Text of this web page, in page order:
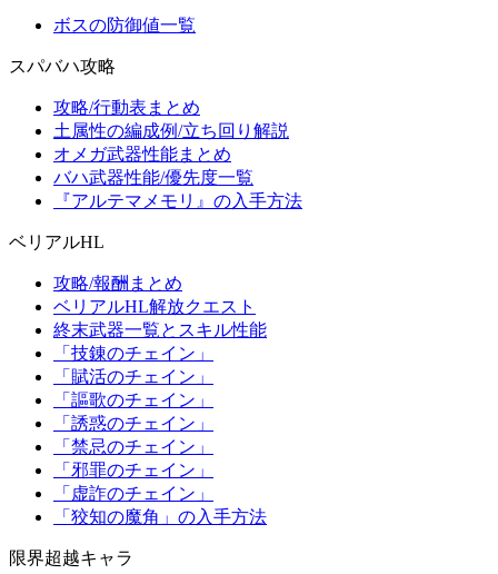
ボスの防御値一覧
スパバハ攻略
攻略/行動表まとめ
土属性の編成例/立ち回り解説
オメガ武器性能まとめ
バハ武器性能/優先度一覧
『アルテマメモリ』の入手方法
ベリアルHL
攻略/報酬まとめ
ベリアルHL解放クエスト
終末武器一覧とスキル性能
「技錬のチェイン」
「賦活のチェイン」
「謳歌のチェイン」
「誘惑のチェイン」
「禁忌のチェイン」
「邪罪のチェイン」
「虚詐のチェイン」
「狡知の魔角」の入手方法
限界超越キャラ